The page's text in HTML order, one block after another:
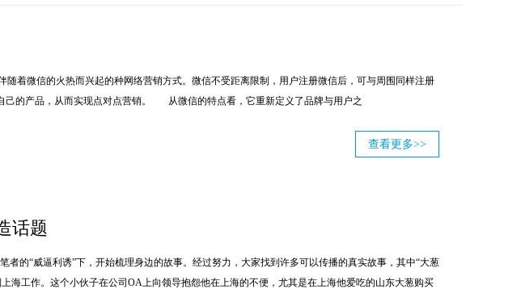
着微信的火热而兴起的种网络营销方式。微信不受距离限制，用户注册微信后，可与周围同样注册
己的产品，从而实现点对点营销。 从微信的特点看，它重新定义了品牌与用户之
查看更多>>
话题
的“威逼利诱”下，开始梳理身边的故事。经过努力，大家找到许多可以传播的真实故事，其中“大葱
海工作。这个小伙子在公司OA上向领导抱怨他在上海的不便，尤其是在上海他爱吃的山东大葱购买